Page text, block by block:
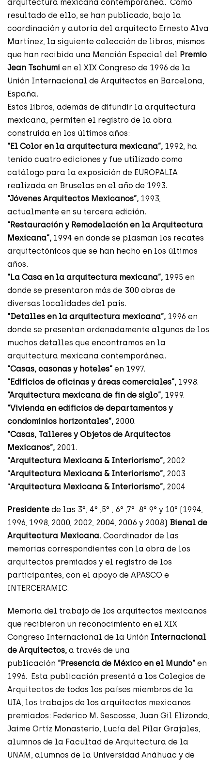
arquitectura mexicana contemporánea. Como
resultado de ello, se han publicado, bajo la
coordinación y autoría del arquitecto Ernesto Alva
Martínez, la siguiente colección de libros, mismos
que han recibido una Mención Especial del Premio
Jean Tschumi en el XIX Congreso de 1996 de la
Unión Internacional de Arquitectos en Barcelona,
España.
Estos libros, además de difundir la arquitectura
mexicana, permiten el registro de la obra
construida en los últimos años:
“El Color en la arquitectura mexicana”, 1992, ha
tenido cuatro ediciones y fue utilizado como
catálogo para la exposición de EUROPALIA
realizada en Bruselas en el año de 1993.
“Jóvenes Arquitectos Mexicanos”, 1993,
actualmente en su tercera edición.
“Restauración y Remodelación en la Arquitectura
Mexicana”, 1994 en donde se plasman los recates
arquitectónicos que se han hecho en los últimos
años.
“La Casa en la arquitectura mexicana”, 1995 en
donde se presentaron más de 300 obras de
diversas localidades del país.
“Detalles en la arquitectura mexicana”, 1996 en
donde se presentan ordenadamente algunos de los
muchos detalles que encontramos en la
arquitectura mexicana contemporánea.
“Casas, casonas y hoteles” en 1997.
“Edificios de oficinas y áreas comerciales”, 1998.
“Arquitectura mexicana de fin de siglo”, 1999.
“Vivienda en edificios de departamentos y
condominios horizontales”, 2000.
“Casas, Talleres y Objetos de Arquitectos
Mexicanos”, 2001.
“Arquitectura Mexicana & Interiorismo”, 2002
“Arquitectura Mexicana & Interiorismo”, 2003
“Arquitectura Mexicana & Interiorismo”, 2004
Presidente de las 3°, 4° ,5° , 6° ,7° 8° 9° y 10° (1994,
1996, 1998, 2000, 2002, 2004, 2006 y 2008) Bienal de
Arquitectura Mexicana. Coordinador de las
memorias correspondientes con la obra de los
arquitectos premiados y el registro de los
participantes, con el apoyo de APASCO e
INTERCERAMIC.
Memoria del trabajo de los arquitectos mexicanos
que recibieron un reconocimiento en el XIX
Congreso Internacional de la Unión Internacional
de Arquitectos, a través de una
publicación “Presencia de México en el Mundo” en
1996. Esta publicación presentó a los Colegios de
Arquitectos de todos los países miembros de la
UIA, los trabajos de los arquitectos mexicanos
premiados: Federico M. Sescosse, Juan Gil Elizondo,
Jaime Ortíz Monasterio, Lucía del Pilar Grajales,
alumnos de la Facultad de Arquitectura de la
UNAM, alumnos de la Universidad Anáhuac y de